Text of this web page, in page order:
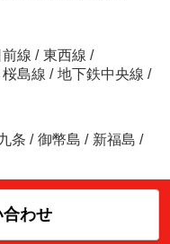
線 / 東西線 /
桜島線 / 地下鉄中央線 /
条 / 御幣島 / 新福島 /
わせ